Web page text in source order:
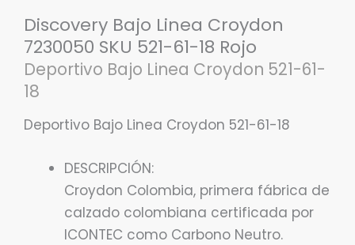
Discovery Bajo Linea Croydon
7230050 SKU 521-61-18 Rojo
Deportivo Bajo Linea Croydon 521-61-
18
Deportivo Bajo Linea Croydon 521-61-18
DESCRIPCIÓN:
Croydon Colombia, primera fábrica de
calzado colombiana certificada por
ICONTEC como Carbono Neutro.